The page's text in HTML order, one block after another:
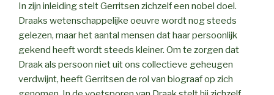
In zijn inleiding stelt Gerritsen zichzelf een nobel doel.
Draaks wetenschappelijke oeuvre wordt nog steeds
gelezen, maar het aantal mensen dat haar persoonlijk
gekend heeft wordt steeds kleiner. Om te zorgen dat
Draak als persoon niet uit ons collectieve geheugen
verdwijnt, heeft Gerritsen de rol van biograaf op zich